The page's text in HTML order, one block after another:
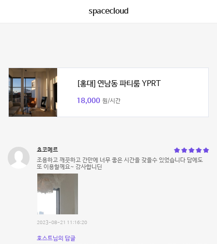
spacecloud
[홍대] 연남동 파티룸 YPRT
18,000 원/시간
쵸코메르
조용하고 깨끗하고 간만에 너무 좋은 시간을 갖을수 있었습니다 담에도
또 이용할께요~ 감사합니딘
2023-08-21 11:16:20
호스트님의 답글